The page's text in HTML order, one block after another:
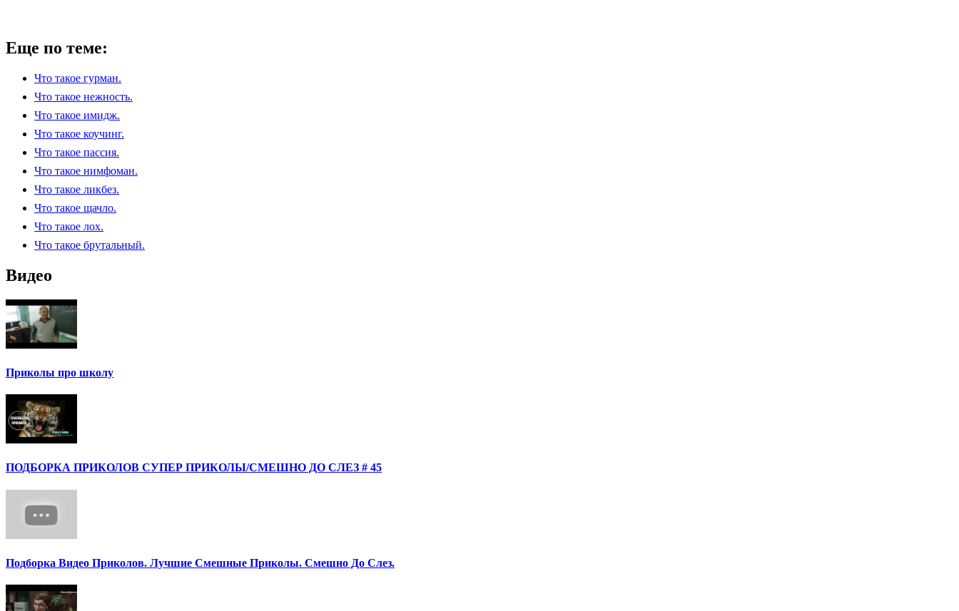
Еще по теме:
Что такое гурман.
Что такое нежность.
Что такое имидж.
Что такое коучинг.
Что такое пассия.
Что такое нимфоман.
Что такое ликбез.
Что такое щачло.
Что такое лох.
Что такое брутальный.
Видео
Приколы про школу
ПОДБОРКА ПРИКОЛОВ СУПЕР ПРИКОЛЫ/СМЕШНО ДО СЛЕЗ # 45
Подборка Видео Приколов. Лучшие Смешные Приколы. Смешно До Слез.